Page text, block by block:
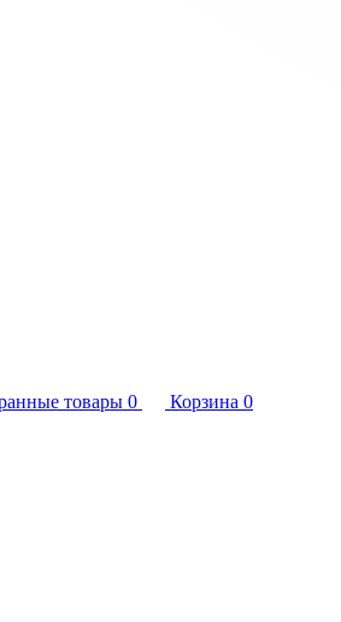
товары 0 Корзина 0